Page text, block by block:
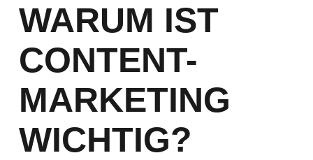
WARUM IST
CONTENT-
MARKETING
WICHTIG?